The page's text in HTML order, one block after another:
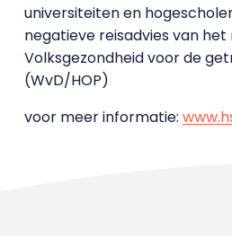
universiteiten en
negatieve reisadvies van
Volksgezondheid voor de
(WvD/HOP)
voor meer informatie: